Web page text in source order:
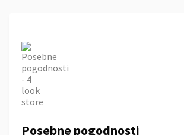
Posebne pogodnosti